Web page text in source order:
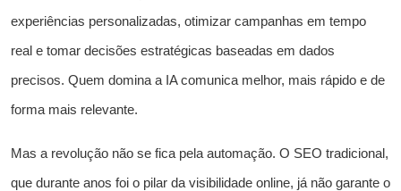
experiências personalizadas, otimizar campanhas em tempo
real e tomar decisões estratégicas baseadas em dados
precisos. Quem domina a IA comunica melhor, mais rápido e de
forma mais relevante.
Mas a revolução não se fica pela automação. O SEO tradicional,
que durante anos foi o pilar da visibilidade online, já não garante o